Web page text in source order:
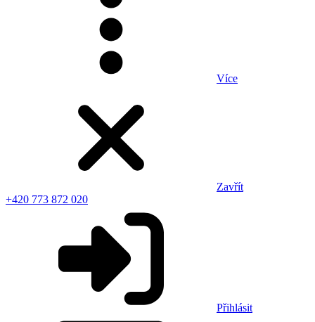
Více
Zavřít
+420 773 872 020
Přihlásit